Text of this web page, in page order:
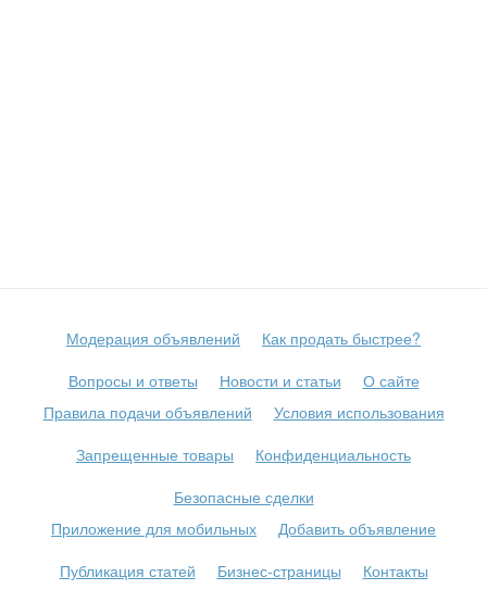
Модерация объявлений
Как продать быстрее?
Вопросы и ответы
Новости и статьи
О сайте
Правила подачи объявлений
Условия использования
Запрещенные товары
Конфиденциальность
Безопасные сделки
Приложение для мобильных
Добавить объявление
Публикация статей
Бизнес-страницы Контакты